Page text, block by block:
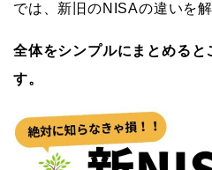
では、新旧のNISAの違いを
全体をシンプルにまとめると
す。